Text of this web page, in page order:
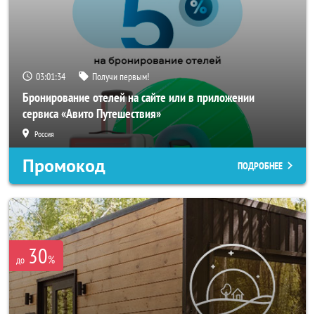
03:01:33 Получи первым!
Бронирование отелей на сайте или в приложении
сервиса «Авито Путешествия»
Россия
Промокод ПОДРОБНЕЕ
до 30%